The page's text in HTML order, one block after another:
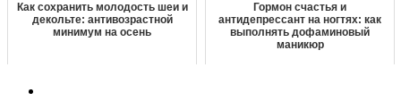
Как сохранить молодость шеи и
декольте: антивозрастной
минимум на осень
Гормон счастья и
антидепрессант на ногтях: как
выполнять дофаминовый
маникюр